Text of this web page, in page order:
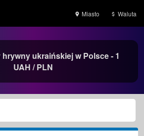
Miasto Waluta
ukraińskiej w Polsce - 1
UAH / PLN